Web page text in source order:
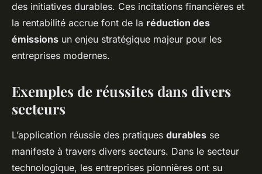
des initiatives durables. Ces incitations financières et
la rentabilité accrue font de la réduction des
émissions un enjeu stratégique majeur pour les
entreprises modernes.
Exemples de réussites dans divers
secteurs
L’application réussie des pratiques durables se
manifeste à travers divers secteurs. Dans le secteur
technologique, les entreprises pionnières ont su